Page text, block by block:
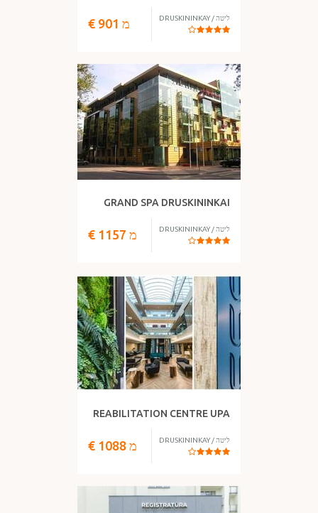
ליטה/
DRUSKININKAY מ 901
€
GRAND SPA DRUSKININKAI
ליטה/
DRUSKININKAY מ 1157
€
REABILITATION CENTRE UPA
ליטה/
DRUSKININKAY מ 1088
€